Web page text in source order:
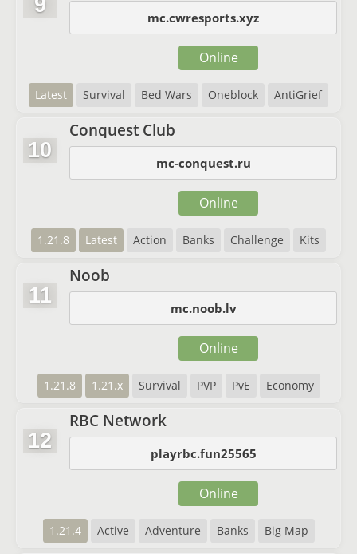
9
mc.cwresports.xyz
Latest Survival Bed Wars Oneblock AntiGrief
Online
10
Conquest Club
mc-conquest.ru
1.21.8 Latest Action Banks Challenge Kits
Online
11
Noob
mc.noob.lv
1.21.8 1.21.x Survival PVP PvE Economy
Online
12
RBC Network
playrbc.fun25565
1.21.4 Active Adventure Banks Big Map
Online